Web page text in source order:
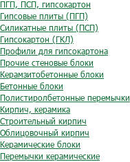
ПГП, ПСП, гипсокартон
Гипсовые плиты (ПГП)
Силикатные плиты (ПСП)
Гипсокартон (ГКЛ)
Профили для гипсокартона
Прочие стеновые блоки
Керамзитобетонные блоки
Бетонные блоки
Полистиролбетонные перемычки
Кирпич, керамика
Строительный кирпич
Облицовочный кирпич
Керамические блоки
Перемычки керамические